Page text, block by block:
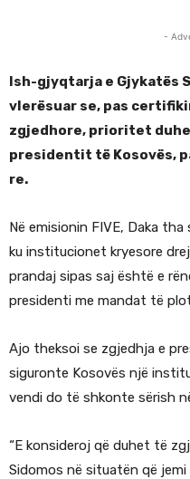
-
Ish-gjyqtarja e Gjykatës
vlerësuar se, pas
zgjedhore, prioritet
presidentit të Kosovës,
re.
Në emisionin FIVE, Daka
ku institucionet kryesore
prandaj sipas saj është e
presidenti me mandat të
Ajo theksoi se zgjedhja e
siguronte Kosovës një
vendi do të shkonte sërish
“E konsideroj që duhet të
Sidomos në situatën që